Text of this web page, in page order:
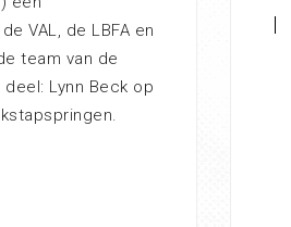
VAL, de LBFA en
team van de
Lynn Beck op